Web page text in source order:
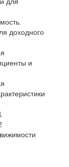
доходного
и